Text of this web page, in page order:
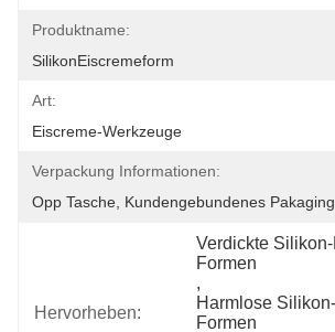
Produktname:
SilikonEiscremeform
Art:
Eiscreme-Werkzeuge
Verpackung Informationen:
Opp Tasche, Kundengebundenes Pakaging
Hervorheben:
Verdickte
Formen
,
Harmlose
Formen